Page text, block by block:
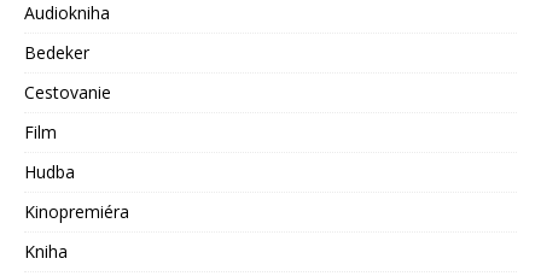
Audiokniha
Bedeker
Cestovanie
Film
Hudba
Kinopremiéra
Kniha